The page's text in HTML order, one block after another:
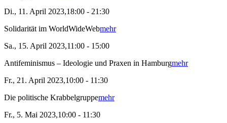
Di., 11. April 2023,18:00 - 21:30
Solidarität im WorldWideWebmehr
Sa., 15. April 2023,11:00 - 15:00
Antifeminismus – Ideologie und Praxen in Hamburgmehr
Fr., 21. April 2023,10:00 - 11:30
Die politische Krabbelgruppemehr
Fr., 5. Mai 2023,10:00 - 11:30